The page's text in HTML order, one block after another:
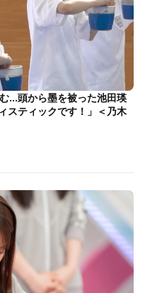
…頭から墨を被った池田瑛
スティックです！」＜乃木